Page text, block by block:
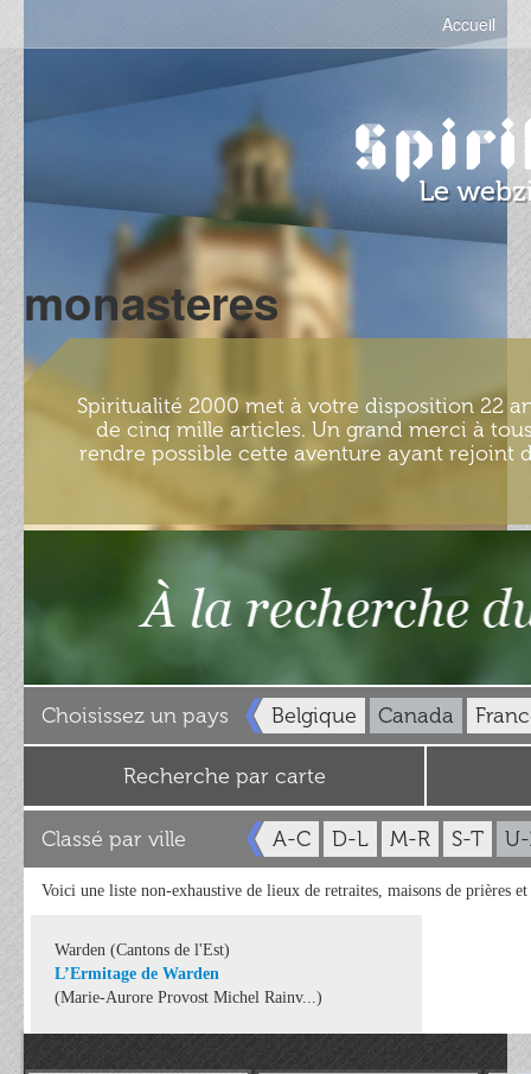
Accueil
monasteres
Spiritualité 2000 met à votre disposition 22
de cinq mille articles. Un grand merci à
rendre possible cette aventure ayant rejoint
Choisissez un pays Belgique Canada
Recherche par carte
Classé par ville A-C D-L M-R S-T
Voici une liste non-exhaustive de lieux de retraites, maisons de prières et
Warden (Cantons de l'Est)
L’Ermitage de Warden
(Marie-Aurore Provost Michel Rainv...)